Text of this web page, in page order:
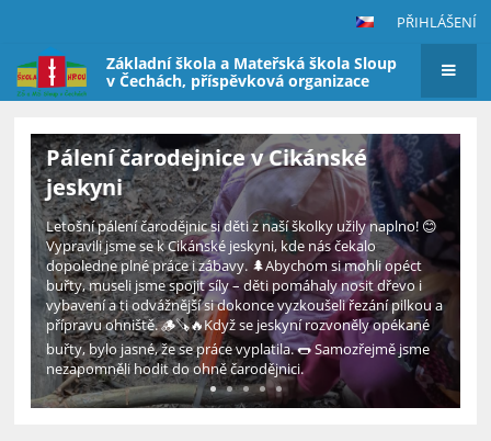
PŘIHLÁŠENÍ
Základní škola a Mateřská škola Sloup
v Čechách, příspěvková organizace
Hlavní
stránka
Pálení čarodejnice v Cikánské
jeskyni
Letošní pálení čarodějnic si děti z naší školky užily naplno! 😊
Vypravili jsme se k Cikánské jeskyni, kde nás čekalo
dopoledne plné práce i zábavy. 🌲Abychom si mohli opéct
buřty, museli jsme spojit síly – děti pomáhaly nosit dřevo i
vybavení a ti odvážnější si dokonce vyzkoušeli řezání pilkou a
přípravu ohniště. 🪵🪚🔥Když se jeskyní rozvoněly opékané
buřty, bylo jasné, že se práce vyplatila. 🌭 Samozřejmě jsme
nezapomněli hodit do ohně čarodějnici.